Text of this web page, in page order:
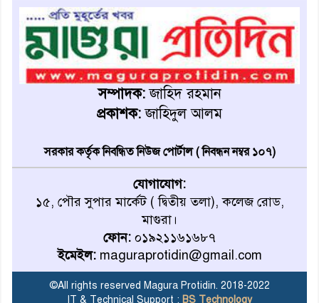
মহম্মদপুর থানার ওসিকে ক্লোজ
বাবার হাতে বিক্রি টুকটুকি পুলিশের
সহযোগিতায় ফিরলো মায়ের
কোলে
বিক্ষোভ-সিসি ক্যামেরা ফুটেজ
যাচাইয়ের দাবি অভিযুক্ত শিক্ষকের
মাগুরার কথিত মাদক সম্রাট
আমিরুল গ্রেফতার
মাগুরায় আর্জেন্টিনা ফুটবল
ভক্তদের বর্ণাঢ্য শোভাযাত্রা
সম্পাদক:জাহিদ রহমান
প্রকাশক:জাহিদুল আলম
সরকার কর্তৃক নিবন্ধিত নিউজ পোর্টাল ( নিবন্ধন নম্বর ১০৭)
যোগাযোগ:
১৫, পৌর সুপার মার্কেট ( দ্বিতীয় তলা), কলেজ রোড,
মাগুরা।
ফোন: ০১৯২১১৬১৬৮৭
ইমেইল: maguraprotidin@gmail.com
©All rights reserved Magura Protidin. 2018-2022
IT & Technical Support : BS Technology